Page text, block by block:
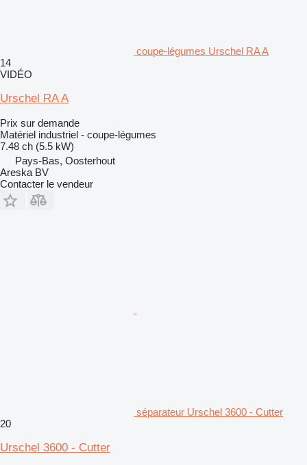
coupe-légumes Urschel RA A
14
VIDÉO
Urschel RA A
Prix sur demande
Matériel industriel - coupe-légumes
7.48 ch (5.5 kW)
Pays-Bas, Oosterhout
Areska BV
Contacter le vendeur
séparateur Urschel 3600 - Cutter
20
Urschel 3600 - Cutter